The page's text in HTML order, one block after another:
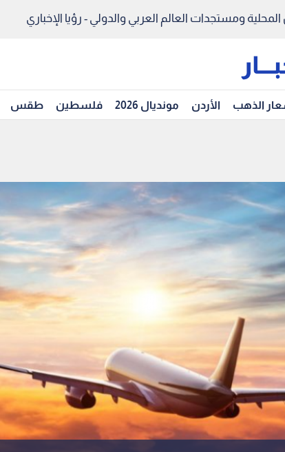
المحلية ومستجدات العالم العربي والدولي - رؤيا الإخباري
الذهب الأردن مونديال 2026 فلسطين طقس